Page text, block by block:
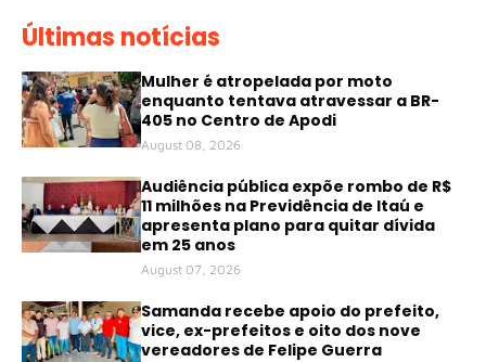
Últimas notícias
Mulher é atropelada por moto
enquanto tentava atravessar a BR-
405 no Centro de Apodi
August 08, 2026
Audiência pública expõe rombo de R$
11 milhões na Previdência de Itaú e
apresenta plano para quitar dívida
em 25 anos
August 07, 2026
Samanda recebe apoio do prefeito,
vice, ex-prefeitos e oito dos nove
vereadores de Felipe Guerra